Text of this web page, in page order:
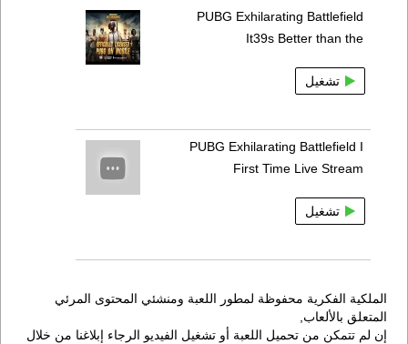
PUBG Exhilarating Battlefield
It39s Better than the
تشغيل
PUBG Exhilarating Battlefield I
First Time Live Stream
تشغيل
الملكية الفكرية محفوظة لمطور اللعبة ومنشئي المحتوى المرئي
المتعلق بالألعاب,
إن لم تتمكن من تحميل اللعبة أو تشغيل الفيديو الرجاء إبلاغنا من خلال